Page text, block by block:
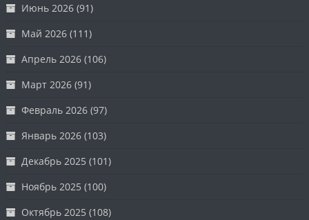
Июнь 2026 (91)
Май 2026 (111)
Апрель 2026 (106)
Март 2026 (91)
Февраль 2026 (97)
Январь 2026 (103)
Декабрь 2025 (101)
Ноябрь 2025 (100)
Октябрь 2025 (108)